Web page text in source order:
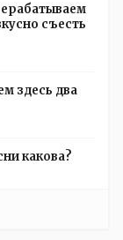
съесть
здесь два
какова?